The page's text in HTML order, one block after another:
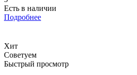
Есть в наличии
Подробнее
Хит
Советуем
Быстрый просмотр